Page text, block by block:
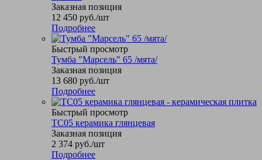
Заказная позиция
12 450 руб./шт
Подробнее
Быстрый просмотр
Тумба "Марсель" 65 /мята/
Заказная позиция
13 680 руб./шт
Подробнее
Быстрый просмотр
TC05 керамика глянцевая
Заказная позиция
2 374 руб./шт
Подробнее